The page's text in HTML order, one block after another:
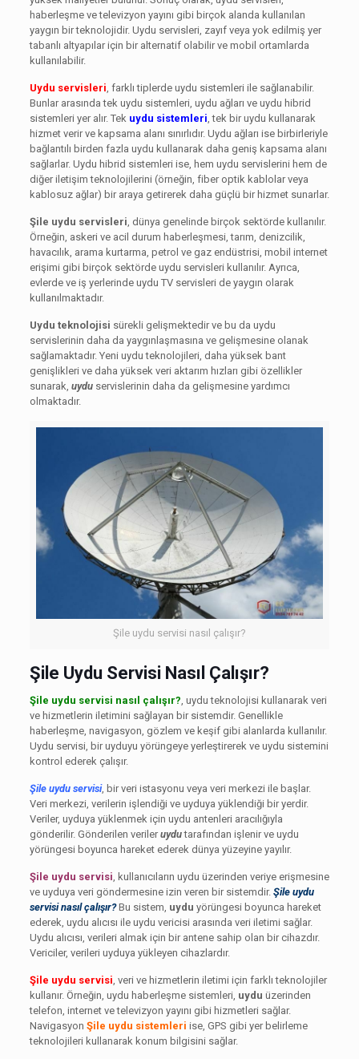
haberleşme ve televizyon yayını gibi birçok alanda kullanılan
yaygın bir teknolojidir. Uydu servisleri, zayıf veya yok edilmiş yer
tabanlı altyapılar için bir alternatif olabilir ve mobil ortamlarda
kullanılabilir.
Uydu servisleri , farklı tiplerde uydu sistemleri ile sağlanabilir.
Bunlar arasında tek uydu sistemleri, uydu ağları ve uydu hibrid
sistemleri yer alır. Tek uydu sistemleri , tek bir uydu kullanarak
hizmet verir ve kapsama alanı sınırlıdır. Uydu ağları ise birbirleriyle
bağlantılı birden fazla uydu kullanarak daha geniş kapsama alanı
sağlarlar. Uydu hibrid sistemleri ise, hem uydu servislerini hem de
diğer iletişim teknolojilerini (örneğin, fiber optik kablolar veya
kablosuz ağlar) bir araya getirerek daha güçlü bir hizmet sunarlar.
Şile uydu servisleri , dünya genelinde birçok sektörde kullanılır.
Örneğin, askeri ve acil durum haberleşmesi, tarım, denizcilik,
havacılık, arama kurtarma, petrol ve gaz endüstrisi, mobil internet
erişimi gibi birçok sektörde uydu servisleri kullanılır. Ayrıca,
evlerde ve iş yerlerinde uydu TV servisleri de yaygın olarak
kullanılmaktadır.
Uydu teknolojisi sürekli gelişmektedir ve bu da uydu
servislerinin daha da yaygınlaşmasına ve gelişmesine olanak
sağlamaktadır. Yeni uydu teknolojileri, daha yüksek bant
genişlikleri ve daha yüksek veri aktarım hızları gibi özellikler
sunarak, uyduservislerinin daha da gelişmesine yardımcı
olmaktadır.
Şile uydu servisi nasıl çalışır?
Şile Uydu Servisi Nasıl Çalışır?
Şile uydu servisi nasıl çalışır? , uydu teknolojisi kullanarak veri
ve hizmetlerin iletimini sağlayan bir sistemdir. Genellikle
haberleşme, navigasyon, gözlem ve keşif gibi alanlarda kullanılır.
Uydu servisi, bir uyduyu yörüngeye yerleştirerek ve uydu sistemini
kontrol ederek çalışır.
Şile uydu servisi, bir veri istasyonu veya veri merkezi ile başlar.
Veri merkezi, verilerin işlendiği ve uyduya yüklendiği bir yerdir.
Veriler, uyduya yüklenmek için uydu antenleri aracılığıyla
gönderilir. Gönderilen verileruydutarafından işlenir ve uydu
yörüngesi boyunca hareket ederek dünya yüzeyine yayılır.
Şile uydu servisi , kullanıcıların uydu üzerinden veriye erişmesine
ve uyduya veri göndermesine izin veren bir sistemdir. Şile uydu
servisi nasıl çalışır?Bu sistem, uydu yörüngesi boyunca hareket
ederek, uydu alıcısı ile uydu vericisi arasında veri iletimi sağlar.
Uydu alıcısı, verileri almak için bir antene sahip olan bir cihazdır.
Vericiler, verileri uyduya yükleyen cihazlardır.
Şile uydu servisi , veri ve hizmetlerin iletimi için farklı teknolojiler
kullanır. Örneğin, uydu haberleşme sistemleri, uydu üzerinden
telefon, internet ve televizyon yayını gibi hizmetleri sağlar.
Navigasyon Şile uydu sistemleri ise, GPS gibi yer belirleme
teknolojileri kullanarak konum bilgisini sağlar.